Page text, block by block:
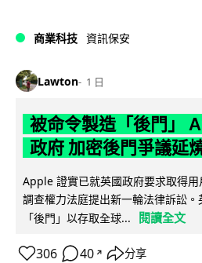
商業科技 資訊保安
Lawton 1 日
被命令製造「後門」
政府 加密後門爭議延
Apple 證實已就英國政府要求取得
調查權力法庭提出新一輪法律訴訟
「後門」以存取全球...
閱讀全文
306 40 ↗ 分享